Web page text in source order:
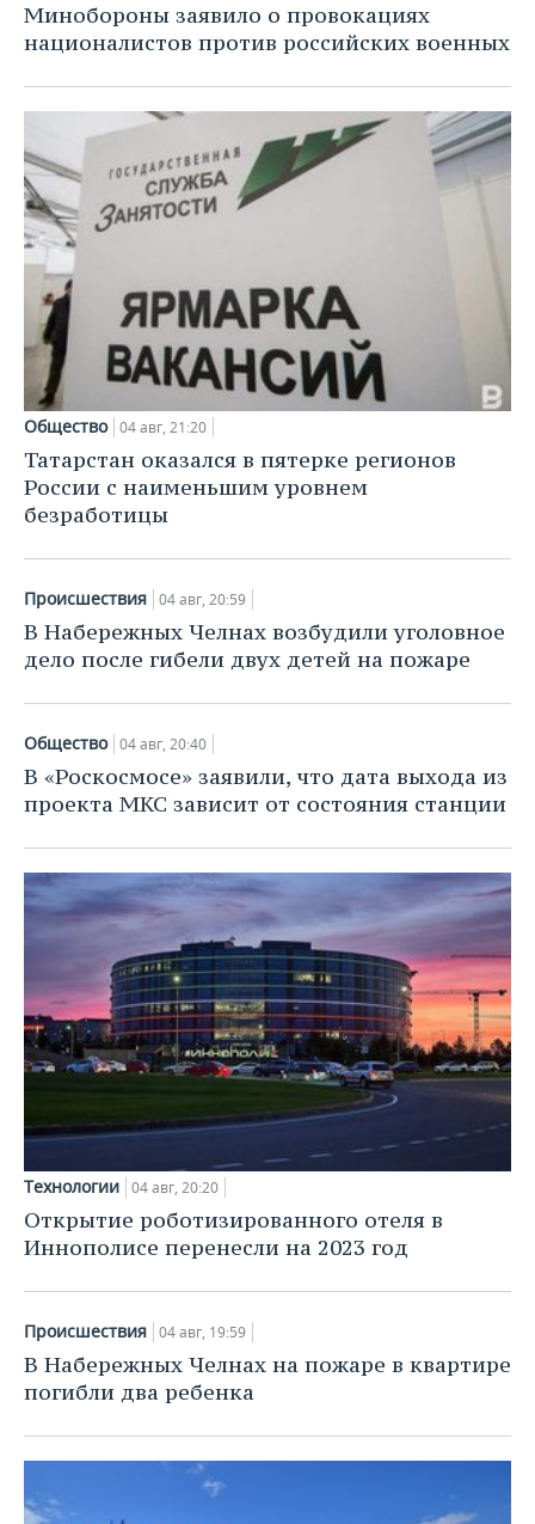
Минобороны заявило о провокациях
националистов против российских военных
Общество 04 авг, 21:20
Татарстан оказался в пятерке регионов
России с наименьшим уровнем
безработицы
Происшествия 04 авг, 20:59
В Набережных Челнах возбудили уголовное
дело после гибели двух детей на пожаре
Общество 04 авг, 20:40
В «Роскосмосе» заявили, что дата выхода из
проекта МКС зависит от состояния станции
Технологии 04 авг, 20:20
Открытие роботизированного отеля в
Иннополисе перенесли на 2023 год
Происшествия 04 авг, 19:59
В Набережных Челнах на пожаре в квартире
погибли два ребенка